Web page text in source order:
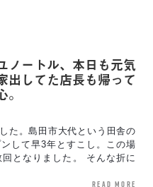
ノートル、本日も元気
出してた店長も帰って
た。島田市大代という田舎の
して早3年とすこし。この場
となりました。 そんな折に
read more